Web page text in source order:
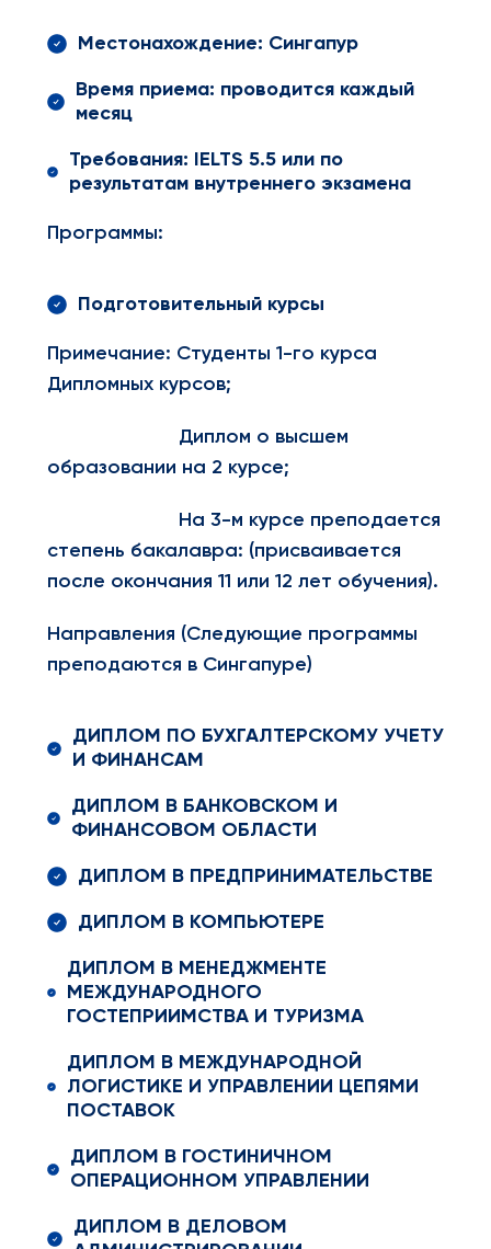
Местонахождение: Сингапур
Время приема: проводится каждый
месяц
Требования: IELTS 5.5 или по
результатам внутреннего экзамена
Программы:
Подготовительный курсы
Примечание: Студенты 1-го курса
Дипломных курсов;
Диплом о высшем
образовании на 2 курсе;
На 3-м курсе преподается
степень бакалавра: (присваивается
после окончания 11 или 12 лет обучения).
Направления (Следующие программы
преподаются в Сингапуре)
ДИПЛОМ ПО БУХГАЛТЕРСКОМУ УЧЕТУ
И ФИНАНСАМ
ДИПЛОМ В БАНКОВСКОМ И
ФИНАНСОВОМ ОБЛАСТИ
ДИПЛОМ В ПРЕДПРИНИМАТЕЛЬСТВЕ
ДИПЛОМ В КОМПЬЮТЕРЕ
ДИПЛОМ В МЕНЕДЖМЕНТЕ
МЕЖДУНАРОДНОГО
ГОСТЕПРИИМСТВА И ТУРИЗМА
ДИПЛОМ В МЕЖДУНАРОДНОЙ
ЛОГИСТИКЕ И УПРАВЛЕНИИ ЦЕПЯМИ
ПОСТАВОК
ДИПЛОМ В ГОСТИНИЧНОМ
ОПЕРАЦИОННОМ УПРАВЛЕНИИ
ДИПЛОМ В ДЕЛОВОМ